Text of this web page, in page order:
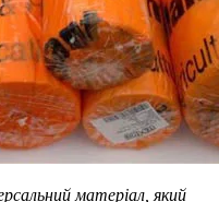
матеріал, який